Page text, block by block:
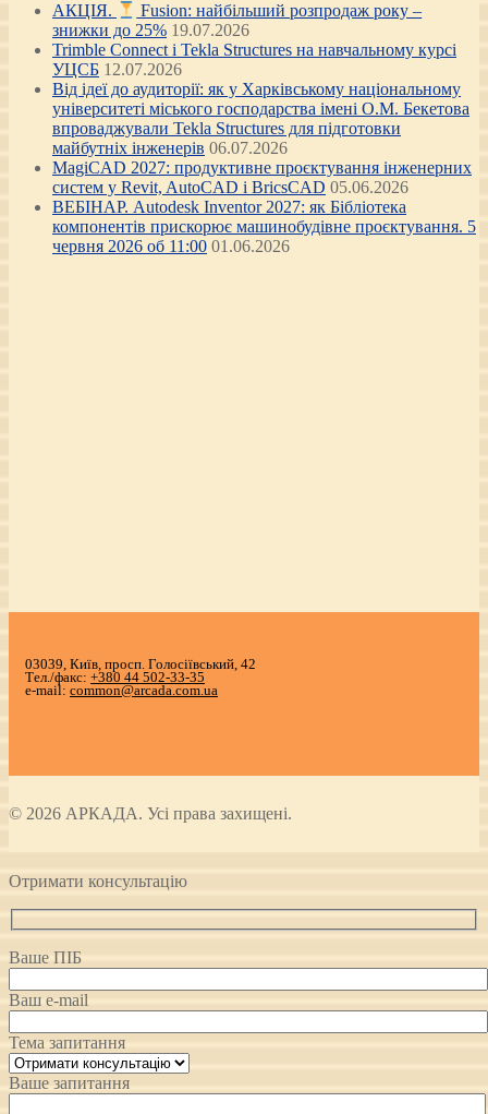
АКЦІЯ.
Fusion: найбільший розпродаж року –
знижки до 25% 19.07.2026
Trimble Connect і Tekla Structures на навчальному курсі
УЦСБ 12.07.2026
Від ідеї до аудиторії: як у Харківському національному
університеті міського господарства імені О.М. Бекетова
впроваджували Tekla Structures для підготовки
майбутніх інженерів 06.07.2026
MagiCAD 2027: продуктивне проєктування інженерних
систем у Revit, AutoCAD і BricsCAD 05.06.2026
ВЕБІНАР. Autodesk Inventor 2027: як Бібліотека
компонентів прискорює машинобудівне проєктування. 5
червня 2026 об 11:00 01.06.2026
03039, Київ, просп. Голосіївський, 42
Тел./факс: +380 44 502-33-35
e-mail: common@arcada.com.ua
© 2026 АРКАДА. Усі права захищені.
Отримати консультацію
Ваше ПІБ
Ваш e-mail
Тема запитання
Ваше запитання